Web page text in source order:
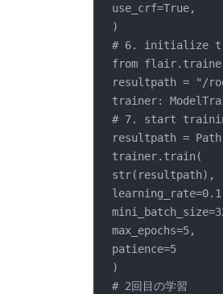
use_crf=True,
)
# 6. initialize
from
resultpath = "/
trainer:
# 7. start
resultpath =
trainer.train(
str(resultpath),
max_epochs=5,
patience=5
)
# 2回目の学習